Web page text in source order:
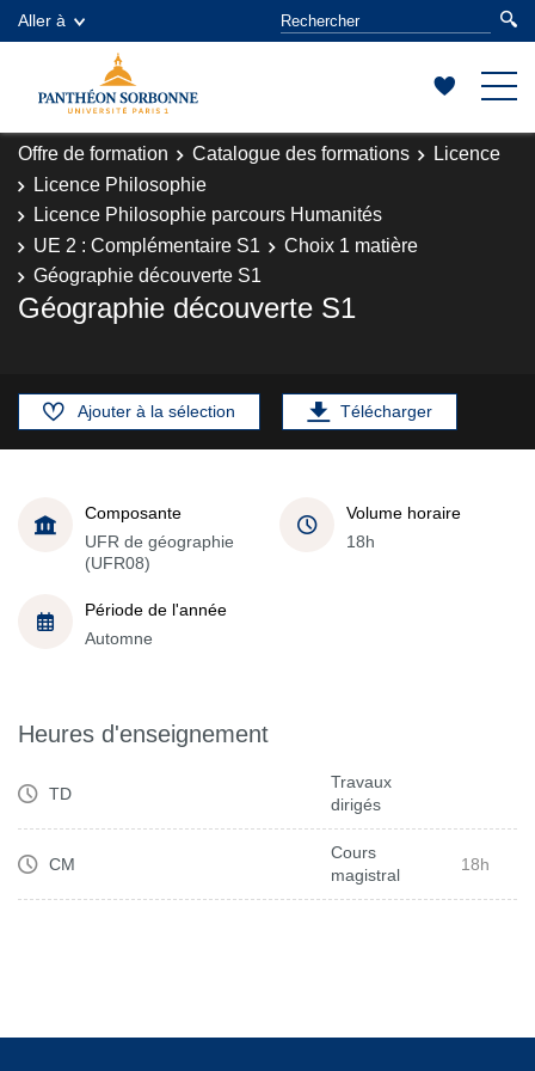
Aller à
Offre de formation Catalogue des formations
Licence
Licence Philosophie
Licence Philosophie parcours Humanités
UE 2 : Complémentaire S1
Choix 1 matière
Géographie découverte S1
Géographie découverte S1
Ajouter à la sélection Télécharger
Composante
UFR de géographie
(UFR08)
Volume horaire
18h
Période de l'année
Automne
Heures d'enseignement
TD
Travaux
dirigés
CM
Cours
magistral
18h